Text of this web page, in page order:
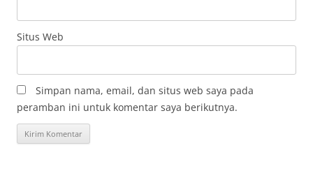
Situs Web
Simpan nama, email, dan situs web saya pada
peramban ini untuk komentar saya berikutnya.